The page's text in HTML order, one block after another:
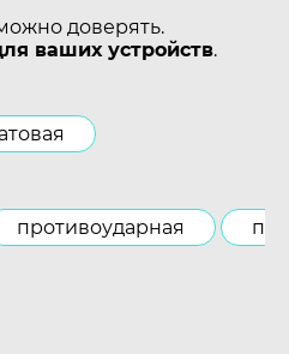
доверять.
ваших устройств.
противоударная